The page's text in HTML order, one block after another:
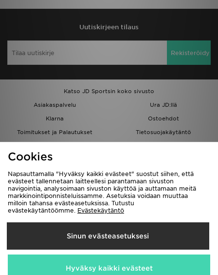
Uutiskirjeen tilaus
Rekisteröidy
Katso JD Sportsin koko sivusto
Asiakaspalvelu
Ura JD:llä
Klarna
Ostoehdot
Toimitukset ja Palautukset
Tietosuojakäytäntö
Löydä myymälä
Kumppanuusohjelma
JD Blog
Toimitetaan
Suomi
Me hyväksymme seuraavat maksutavat
Cookies
Napsauttamalla "Hyväksy kaikki evästeet" suostut siihen, että
evästeet tallennetaan laitteellesi parantamaan sivuston
navigointia, analysoimaan sivuston käyttöä ja auttamaan meitä
markkinointiponnisteluissamme. Asetuksia voidaan muuttaa
milloin tahansa evästeasetuksissa. Tutustu
evästekäytäntöömme. Evästekäytäntö
Sinun evästeasetuksesi
Hyväksy kaikki evästeet